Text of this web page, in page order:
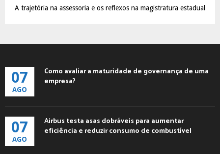
A trajetória na assessoria e os reflexos na magistratura estadual
07
AGO
Como avaliar a maturidade de governança de uma
empresa?
07
AGO
Airbus testa asas dobráveis para aumentar
eficiência e reduzir consumo de combustível